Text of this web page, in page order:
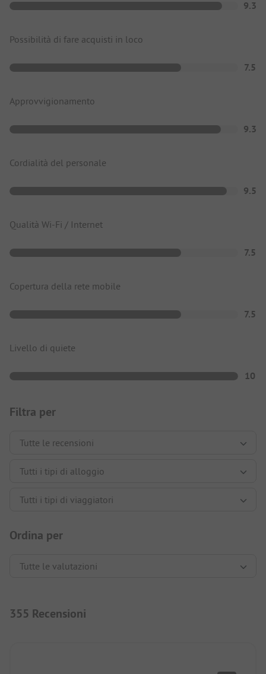
9.3
Possibilità di fare acquisti in loco
7.5
Approvvigionamento
9.3
Cordialità del personale
9.5
Qualità Wi-Fi / Internet
7.5
Copertura della rete mobile
7.5
Livello di quiete
10
Filtra per
Ordina per
355 Recensioni